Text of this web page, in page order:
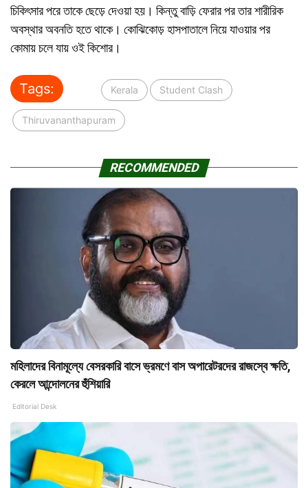
চিকিৎসার পরে তাকে ছেড়ে দেওয়া হয়। কিন্তু বাড়ি ফেরার পর তার শারীরিক
অবস্থার অবনতি হতে থাকে। কোঝিকোড় হাসপাতালে নিয়ে যাওয়ার পর
কোমায় চলে যায় ওই কিশোর।
Tags: Kerala Student Clash
Thiruvananthapuram
RECOMMENDED
মহিলাদের বিনামূল্যে বেসরকারি বাসে ভ্রমণে বাস অপারেটরদের রাজস্বে ক্ষতি,
কেরলে আন্দোলনের হুঁশিয়ারি
Editorial Desk